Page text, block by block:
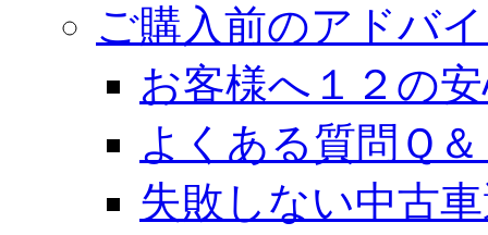
ご購入前のアドバ
お客様へ１２の
よくある質問Ｑ
失敗しない中古